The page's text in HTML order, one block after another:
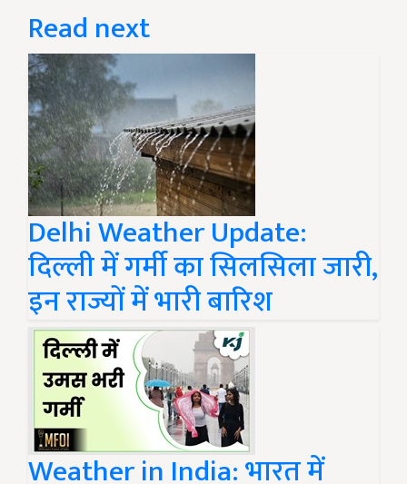
Read next
Delhi Weather Update:
दिल्ली में गर्मी का सिलसिला जारी,
इन राज्यों में भारी बारिश
Weather in India: भारत में